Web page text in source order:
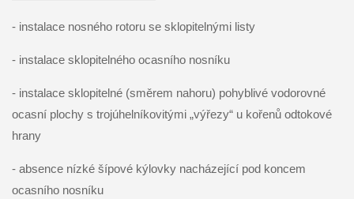
- instalace nosného rotoru se sklopitelnými listy
- instalace sklopitelného ocasního nosníku
- instalace sklopitelné (směrem nahoru) pohyblivé vodorovné
ocasní plochy s trojúhelníkovitými „výřezy“ u kořenů odtokové
hrany
- absence nízké šípové kýlovky nacházející pod koncem
ocasního nosníku